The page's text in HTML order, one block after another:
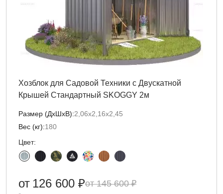
Хозблок для Садовой Техники с Двускатной
Крышей Стандартный SKOGGY 2м
Размер (ДxШxВ):2,06х2,16х2,45
Вес (кг):180
Цвет:
145 600 ₽
от 126 600 ₽